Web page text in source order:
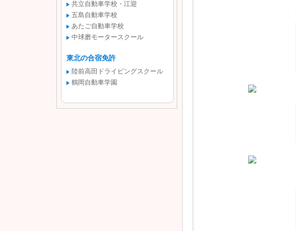
共立自動車学校・江迎
五島自動車学校
あたご自動車学校
中球磨モータースクール
東北の合宿免許
陸前高田ドライビングスクール
鶴岡自動車学園